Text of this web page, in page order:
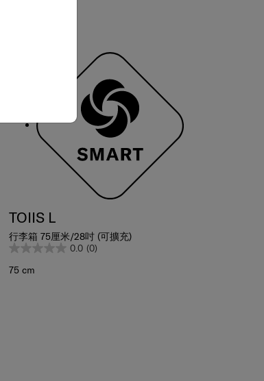
TOIIS L
行李箱 75厘米/28吋 (可擴充)
0.0 (0)
75 cm